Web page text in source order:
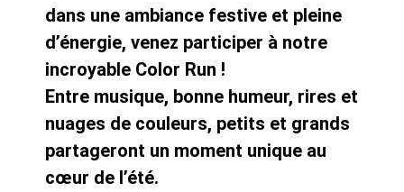
dans une ambiance festive et pleine
d’énergie, venez participer à notre
incroyable Color Run !
Entre musique, bonne humeur, rires et
nuages de couleurs, petits et grands
partageront un moment unique au
cœur de l’été.